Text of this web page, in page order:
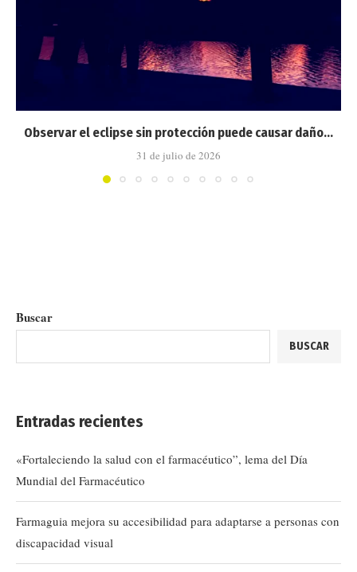
Observar el eclipse sin protección puede causar daño...
31 de julio de 2026
Buscar
BUSCAR
Entradas recientes
«Fortaleciendo la salud con el farmacéutico”, lema del Día
Mundial del Farmacéutico
Farmaguia mejora su accesibilidad para adaptarse a personas con
discapacidad visual